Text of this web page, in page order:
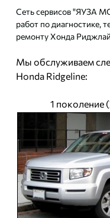
Сеть сервисов "ЯУЗА
работ по диагностике,
ремонту Хонда
Мы обслуживаем
Honda Ridgeline:
1 поколение